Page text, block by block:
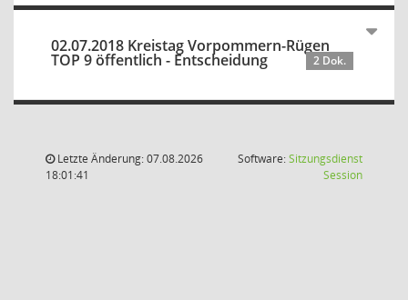
02.07.2018 Kreistag Vorpommern-Rügen
TOP 9 öffentlich - Entscheidung 2 Dok.
Letzte Änderung: 07.08.2026
18:01:41
Software:Sitzungsdienst
Session(Wird in